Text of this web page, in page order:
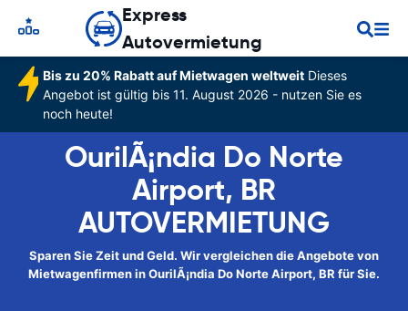
Express
Autovermietung
Bis zu 20% Rabatt auf Mietwagen weltweitDieses
Angebot ist gültig bis 11. August 2026 - nutzen Sie es
noch heute!
OurilÃ¡ndia Do Norte
Airport, BR
AUTOVERMIETUNG
Sparen Sie Zeit und Geld. Wir vergleichen die Angebote von
Mietwagenfirmen in OurilÃ¡ndia Do Norte Airport, BR für Sie.